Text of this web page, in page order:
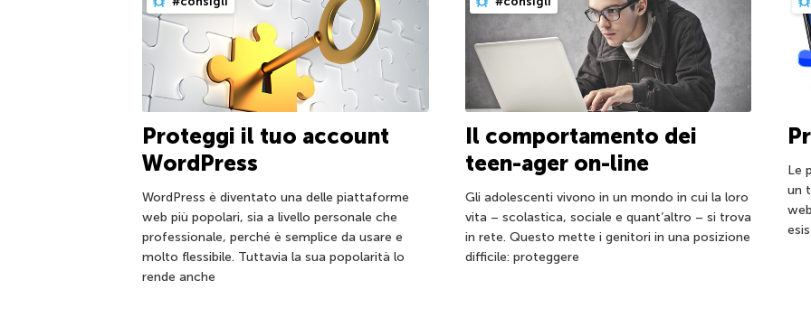
Proteggi il tuo account
WordPress
WordPress è diventato una delle piattaforme
web più popolari, sia a livello personale che
professionale, perché è semplice da usare e
molto flessibile. Tuttavia la sua popolarità lo
rende anche
Il comportamento dei
teen-ager on-line
Gli adolescenti vivono in un mondo in cui la loro
vita – scolastica, sociale e quant’altro – si trova
in rete. Questo mette i genitori in una posizione
difficile: proteggere
Le
un